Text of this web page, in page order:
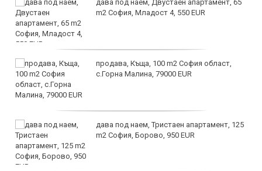
дава под наем, Двустаен апартамент, 65
m2 София, Младост 4, 550 EUR
продава, Къща, 100 m2 София област,
с.Горна Малина, 79000 EUR
дава под наем, Тристаен апартамент, 125
m2 София, Борово, 950 EUR